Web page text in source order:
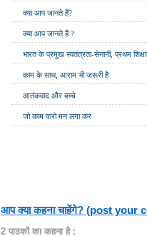
क्या आप जानते हैं?
क्या आप जानते हैं ?
भारत के प्रमुख स्वतंत्रता-सेनानी, प्रथम
काम के साथ, आराम भी जरूरी है
आतंकवाद और बच्‍चे
जो काम करो मन लगा कर
आप क्या कहना चाहेंगे? (post your
2 पाठकों का कहना है :